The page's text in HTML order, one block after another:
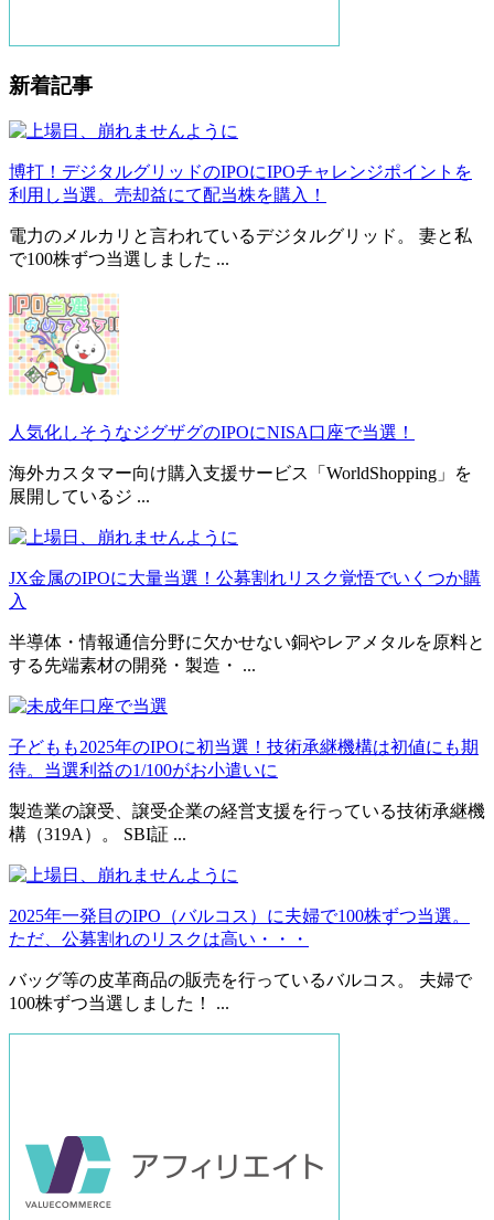
新着記事
博打！デジタルグリッドのIPOにIPOチャレンジポイントを
利用し当選。売却益にて配当株を購入！
電力のメルカリと言われているデジタルグリッド。 妻と私
で100株ずつ当選しました ...
人気化しそうなジグザグのIPOにNISA口座で当選！
海外カスタマー向け購入支援サービス「WorldShopping」を
展開しているジ ...
JX金属のIPOに大量当選！公募割れリスク覚悟でいくつか購
入
半導体・情報通信分野に欠かせない銅やレアメタルを原料と
する先端素材の開発・製造・ ...
子どもも2025年のIPOに初当選！技術承継機構は初値にも期
待。当選利益の1/100がお小遣いに
製造業の譲受、譲受企業の経営支援を行っている技術承継機
構（319A）。 SBI証 ...
2025年一発目のIPO（バルコス）に夫婦で100株ずつ当選。
ただ、公募割れのリスクは高い・・・
バッグ等の皮革商品の販売を行っているバルコス。 夫婦で
100株ずつ当選しました！ ...